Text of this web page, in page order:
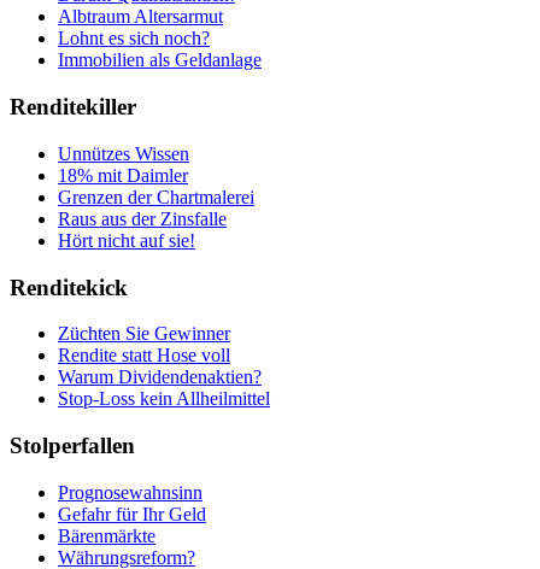
Albtraum Altersarmut
Lohnt es sich noch?
Immobilien als Geldanlage
Renditekiller
Unnützes Wissen
18% mit Daimler
Grenzen der Chartmalerei
Raus aus der Zinsfalle
Hört nicht auf sie!
Renditekick
Züchten Sie Gewinner
Rendite statt Hose voll
Warum Dividendenaktien?
Stop-Loss kein Allheilmittel
Stolperfallen
Prognosewahnsinn
Gefahr für Ihr Geld
Bärenmärkte
Währungsreform?